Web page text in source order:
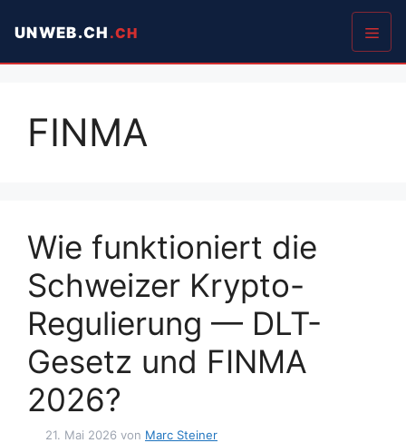
zumUNWEB.CH
Menü
FINMA
Wie funktioniert die
Schweizer Krypto-
Regulierung — DLT-
Gesetz und FINMA
2026?
21. Mai 2026 von Marc Steiner